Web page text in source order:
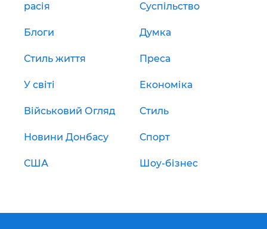
расія Суспільство
Блоги Думка
Стиль життя Преса
У світі Економіка
Військовий Огляд Стиль
Новини Донбасу Спорт
США Шоу-бізнес